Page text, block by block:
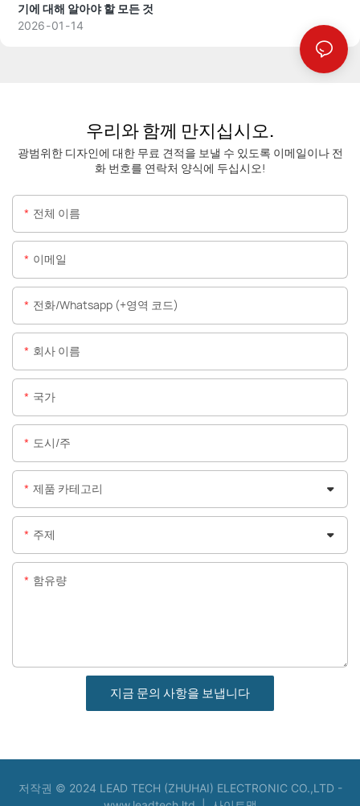
기에 대해 알아야 할 모든 것
2026 01 14
우리와 함께 만지십시오.
광범위한 디자인에 대한 무료 견적을 보낼 수 있도록 이메일이나 전
화 번호를 연락처 양식에 두십시오!
전체 이름
이메일
전화/whatsapp (+영역 코드)
회사 이름
국가
도시/주
제품 카테고리
주제
함유량
지금 문의 사항을 보냅니다
저작권 © 2024 LEAD TECH (ZHUHAI) ELECTRONIC CO.,LTD -